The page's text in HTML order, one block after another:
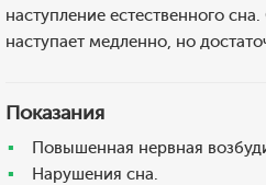
наступление естественного
наступает медленно, но
Показания
Повышенная нервная
Нарушения сна.